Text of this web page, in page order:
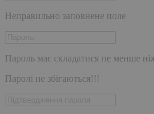
Неправильно заповнене поле
Пароль має складатися не менше
Паролі не збігаються!!!